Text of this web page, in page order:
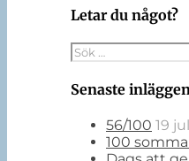
Letar du något?
Senaste
56/100 19
100